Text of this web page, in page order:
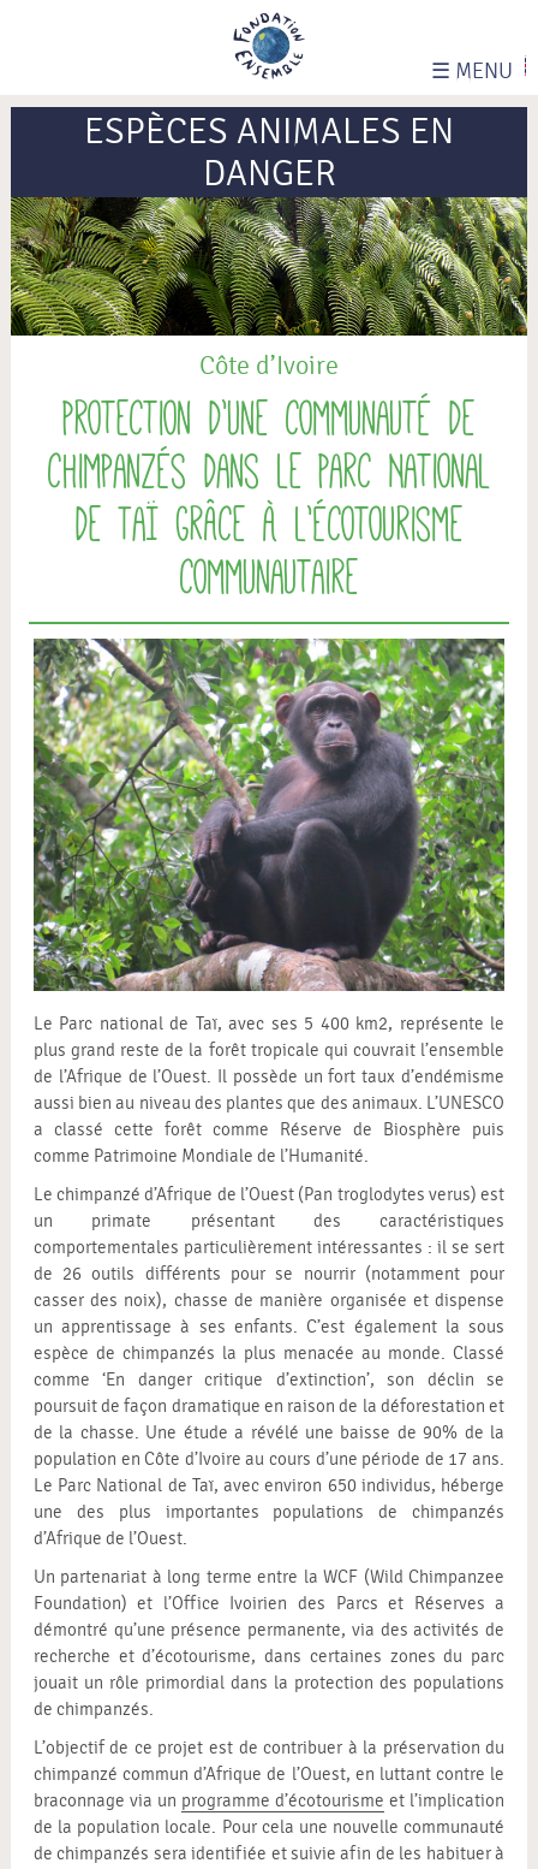
☰ MENU
ESPÈCES ANIMALES EN
DANGER
Côte d’Ivoire
Protection d’une communauté de
chimpanzés dans le Parc National
de Taï grâce à l’écotourisme
communautaire
Le Parc national de Taï, avec ses 5 400 km2, représente le
plus grand reste de la forêt tropicale qui couvrait l’ensemble
de l’Afrique de l’Ouest. Il possède un fort taux d’endémisme
aussi bien au niveau des plantes que des animaux. L’UNESCO
a classé cette forêt comme Réserve de Biosphère puis
comme Patrimoine Mondiale de l’Humanité.
Le chimpanzé d’Afrique de l’Ouest (Pan troglodytes verus) est
un primate présentant des caractéristiques
comportementales particulièrement intéressantes : il se sert
de 26 outils différents pour se nourrir (notamment pour
casser des noix), chasse de manière organisée et dispense
un apprentissage à ses enfants. C’est également la sous
espèce de chimpanzés la plus menacée au monde. Classé
comme ‘En danger critique d’extinction’, son déclin se
poursuit de façon dramatique en raison de la déforestation et
de la chasse. Une étude a révélé une baisse de 90% de la
population en Côte d’Ivoire au cours d’une période de 17 ans.
Le Parc National de Taï, avec environ 650 individus, héberge
une des plus importantes populations de chimpanzés
d’Afrique de l’Ouest.
Un partenariat à long terme entre la WCF (Wild Chimpanzee
Foundation) et l’Office Ivoirien des Parcs et Réserves a
démontré qu’une présence permanente, via des activités de
recherche et d’écotourisme, dans certaines zones du parc
jouait un rôle primordial dans la protection des populations
de chimpanzés.
L’objectif de ce projet est de contribuer à la préservation du
chimpanzé commun d’Afrique de l’Ouest, en luttant contre le
braconnage via un programme d’écotourisme et l’implication
de la population locale. Pour cela une nouvelle communauté
de chimpanzés sera identifiée et suivie afin de les habituer à